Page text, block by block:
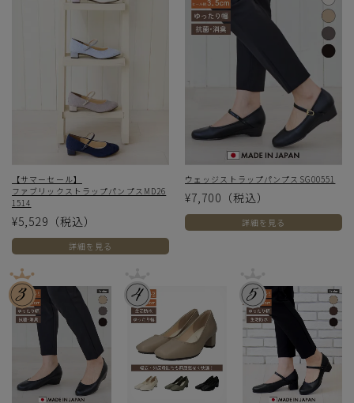
【サマーセール】
ファブリックストラップパンプスMD26
1514
¥5,529 （税込）
詳細を見る
ウェッジストラップパンプスSG00551
¥7,700 （税込）
詳細を見る